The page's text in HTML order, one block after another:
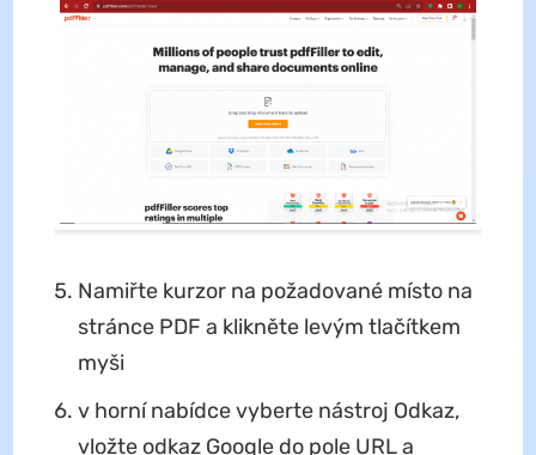
Namiřte kurzor na požadované místo na
stránce PDF a klikněte levým tlačítkem
myši
v horní nabídce vyberte nástroj Odkaz,
vložte odkaz Google do pole URL a